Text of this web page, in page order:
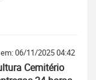
06/11/2025 04:42
Cemitério